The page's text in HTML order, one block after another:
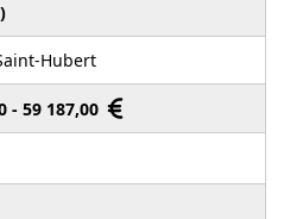
Hubert
- 59 187,00